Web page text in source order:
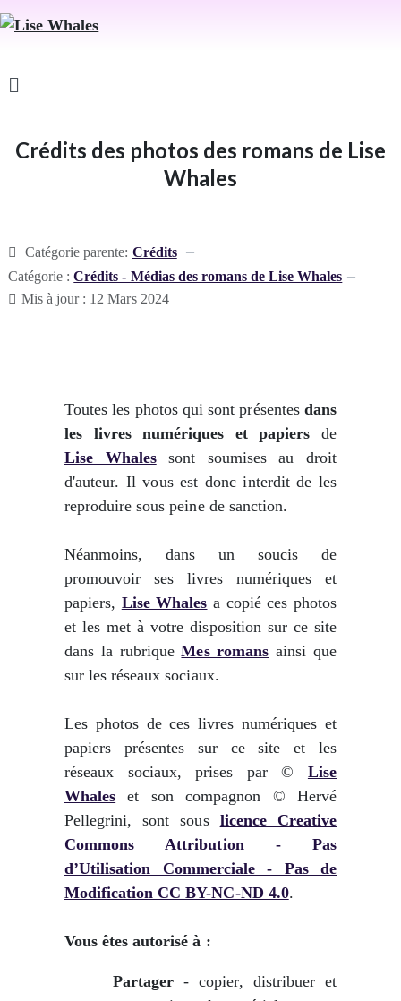
Crédits des photos des romans de Lise
Whales
Catégorie parente: Crédits
Catégorie : Crédits - Médias des romans de Lise Whales
Mis à jour : 12 Mars 2024
Toutes les photos qui sont présentes dans
les livres numériques et papiers de
Lise Whalessont soumises au droit
d'auteur. Il vous est donc interdit de les
reproduire sous peine de sanction.
Néanmoins, dans un soucis de
promouvoir ses livres numériques et
papiers, Lise Whales a copié ces photos
et les met à votre disposition sur ce site
dans la rubriqueMes romans ainsi que
sur les réseaux sociaux.
Les photos de ces livres numériques et
papiers présentes sur ce site et les
réseaux sociaux, prises par © Lise
Whales et son compagnon © Hervé
Pellegrini, sont sous licence Creative
Commons Attribution - Pas
d’Utilisation Commerciale - Pas de
Modification CC BY-NC-ND 4.0.
Vous êtes autorisé à :
Partager - copier, distribuer et